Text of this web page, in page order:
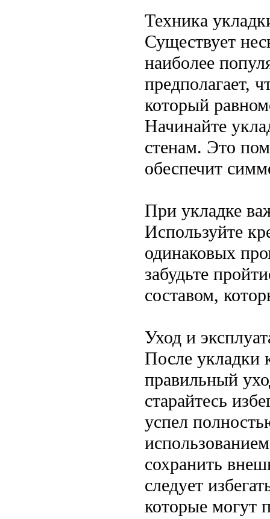
Техника
Существует
наиболее
предполагает,
который
Начинайте
стенам. Это
обеспечит
При укладке
Используйте
одинаковых
забудьте
составом,
Уход и
После укладки
правильный
старайтесь
успел
сохранить
следует
которые могут